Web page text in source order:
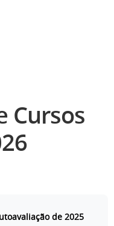
Cursos
de 2025